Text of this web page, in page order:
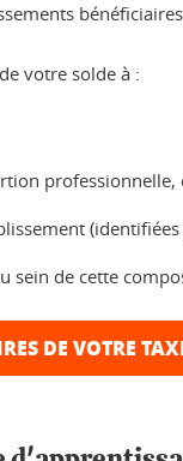
votre solde à :
professionnelle,
sein de cette
DE VOTRE